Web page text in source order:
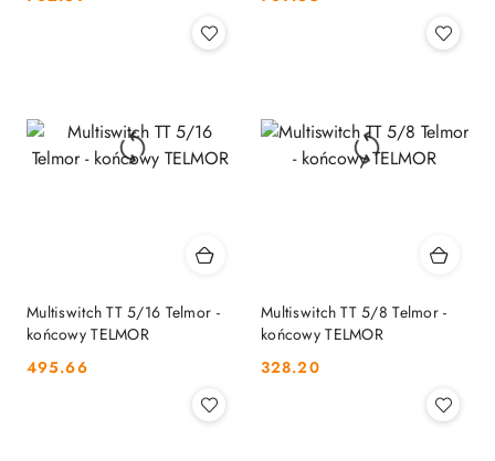
Multiswitch TT 5/16 Telmor -
końcowy TELMOR
Cena:
495.66
Multiswitch TT 5/8 Telmor -
końcowy TELMOR
Cena:
328.20